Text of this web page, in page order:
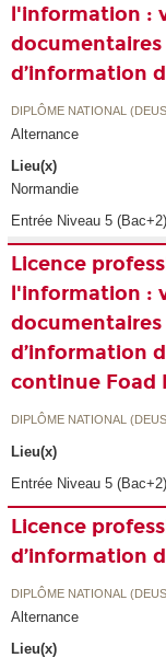
l'information :
documentaires
d’information
DIPLÔME NATIONAL
Alternance
Lieu(x)
Normandie
Entrée Niveau 5 (Bac+2)
Licence
l'information :
documentaires
d’information
continue Foad
DIPLÔME NATIONAL
Lieu(x)
Entrée Niveau 5 (Bac+2)
Licence
d’information
DIPLÔME NATIONAL
Alternance
Lieu(x)